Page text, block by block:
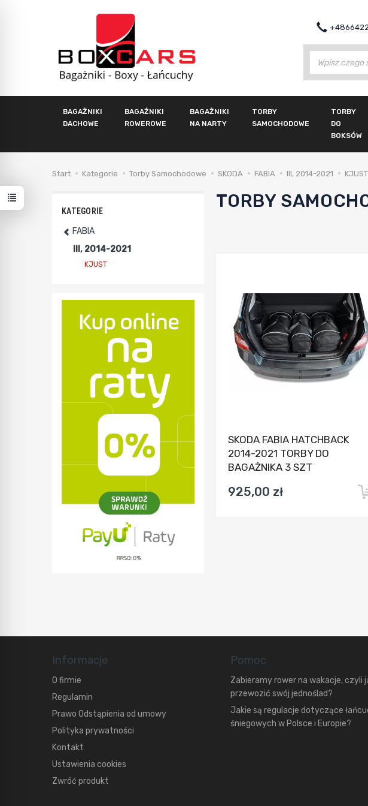
BAGAŻNIKI
DACHOWE
BAGAŻNIKI
ROWEROWE
BAGAŻNIKI
NA NARTY
TORBY
SAMOCHODOWE
TORBY
DO
BOKSÓW
Start Kategorie Torby Samochodowe SKODA FABIA III, 2014-2021 KJUST
TORBY
SKODA FABIA HATCHBACK
2014-2021 TORBY DO
BAGAŻNIKA 3 SZT
925,00 zł
KATEGORIE
FABIA
III, 2014-2021
KJUST
Informacje
O firmie
Regulamin
Prawo Odstąpienia od umowy
Polityka prywatności
Kontakt
Ustawienia cookies
Zwróć produkt
Pomoc
Zabieramy rower na wakacje, czyli
przewozić swój jednoślad?
Jakie są regulacje dotyczące
śniegowych w Polsce i Europie?